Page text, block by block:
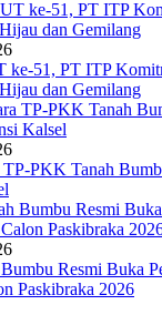
ke-51, PT ITP
dan Gemilang
TP-PKK Tanah
Resmi Buka
Paskibraka 2026